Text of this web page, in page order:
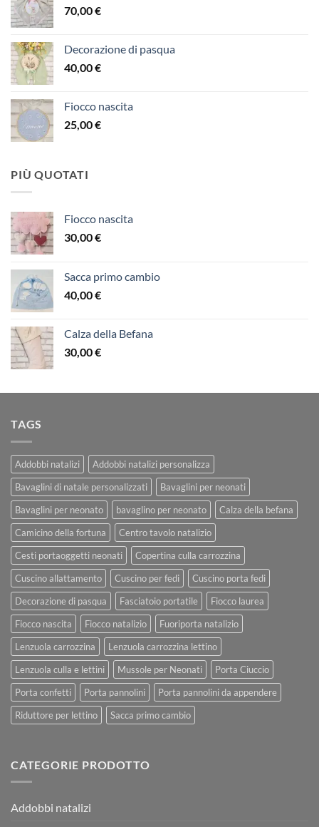
70,00€
Decorazione di pasqua
40,00€
Fiocco nascita
25,00€
PIÙ QUOTATI
Fiocco nascita
30,00€
Sacca primo cambio
40,00€
Calza della Befana
30,00€
TAGS
Addobbi natalizi
Addobbi natalizi personalizza
Bavaglini di natale personalizzati
Bavaglini per neonati
Bavaglini per neonato
bavaglino per neonato
Calza della befana
Camicino della fortuna
Centro tavolo natalizio
Cesti portaoggetti neonati
Copertina culla carrozzina
Cuscino allattamento
Cuscino per fedi
Cuscino porta fedi
Decorazione di pasqua
Fasciatoio portatile
Fiocco laurea
Fiocco nascita
Fiocco natalizio
Fuoriporta natalizio
Lenzuola carrozzina
Lenzuola carrozzina lettino
Lenzuola culla e lettini
Mussole per Neonati
Porta Ciuccio
Porta confetti
Porta pannolini
Porta pannolini da appendere
Riduttore per lettino
Sacca primo cambio
CATEGORIE PRODOTTO
Addobbi natalizi